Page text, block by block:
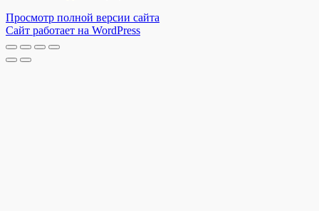
Просмотр полной версии сайта
Сайт работает на WordPress